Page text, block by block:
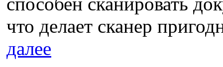
что делает сканер
далее